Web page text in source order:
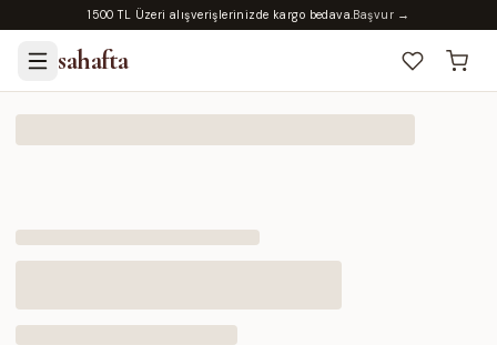
1500 TL Üzeri alışverişlerinizde kargo bedava.Başvur →
sahafta